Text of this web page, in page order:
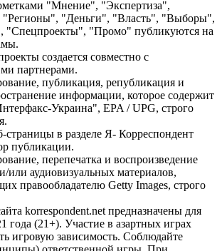
"Мнение", "Экспертиза",
"Регионы", "Деньги", "Власть", "Выборы",
"Спецпроекты", "Промо" публикуются на
создается совместно с
партнерами.
публикация, републикация и
информации, которое содержит
Украина", EPA / UPG, строго
страницы в разделе Я- Корреспондент
публикации.
перепечатка и воспроизведение
или аудиовизуальных материалов,
правообладателю Getty Images, строго
korrespondent.net предназначены для
года (21+). Участие в азартных играх
игровую зависимость. Соблюдайте